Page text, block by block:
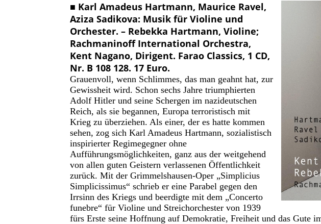
■ Karl Amadeus Hartmann, Maurice Ravel,
Aziza Sadikova: Musik für Violine und
Orchester. – Rebekka Hartmann, Violine;
Rachmaninoff International Orchestra,
Kent Nagano, Dirigent. Farao Classics, 1 CD,
Nr. B 108 128. 17 Euro.
Grauenvoll, wenn Schlimmes, das man geahnt hat, zur
Gewissheit wird. Schon sechs Jahre triumphierten
Adolf Hitler und seine Schergen im nazideutschen
Reich, als sie begannen, Europa terroristisch mit
Krieg zu überziehen. Als einer, der es hatte kommen
sehen, zog sich Karl Amadeus Hartmann, sozialistisch
inspirierter Regimegegner ohne
Aufführungsmöglichkeiten, ganz aus der weitgehend
von allen guten Geistern verlassenen Öffentlichkeit
zurück. Mit der Grimmelshausen-Oper „Simplicius
Simplicissimus“ schrieb er eine Parabel gegen den
Irrsinn des Kriegs und beerdigte mit dem „Concerto
funebre“ für Violine und Streichorchester von 1939
fürs Erste seine Hoffnung auf Demokratie, Freiheit und das Gute